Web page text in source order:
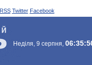
RSS Twitter Facebook
Неділя, 9 серпня,